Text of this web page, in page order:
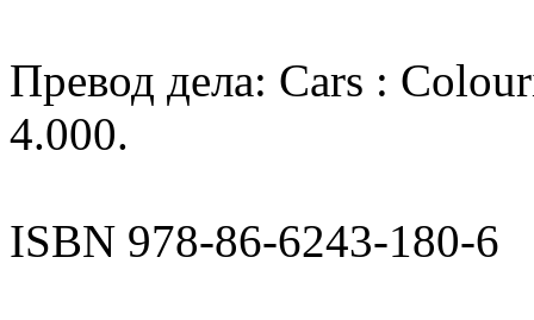
Превод дела: Cars :
4.000.
ISBN 978-86-6243-180-6